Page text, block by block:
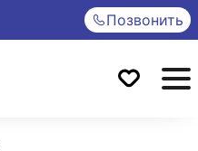
Позвонить